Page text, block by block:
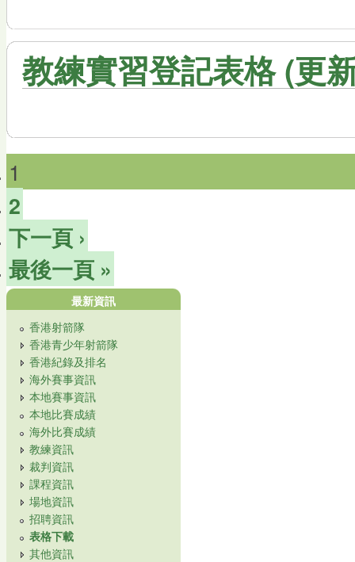
教練實習登記表格 (更
1
2
下一頁 ›
最後一頁 »
最新資訊
香港射箭隊
香港青少年射箭隊
香港紀錄及排名
海外賽事資訊
本地賽事資訊
本地比賽成績
海外比賽成績
教練資訊
裁判資訊
課程資訊
場地資訊
招聘資訊
表格下載
其他資訊